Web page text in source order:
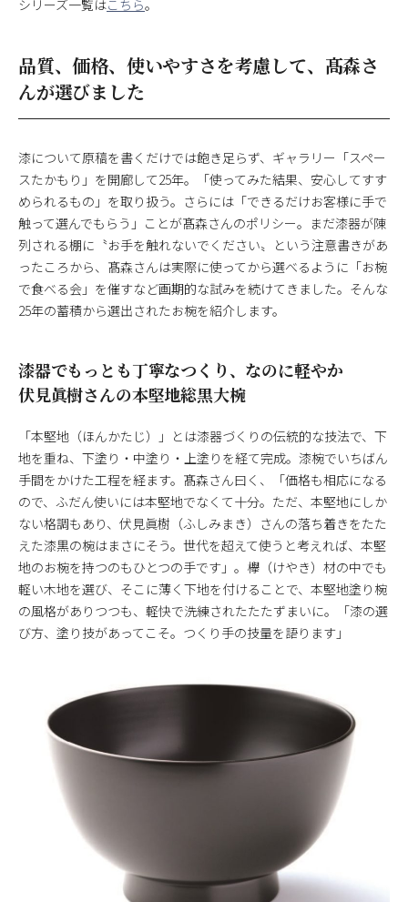
シリーズ一覧はこちら。
品質、価格、使いやすさを考慮して、髙森さ
んが選びました
漆について原稿を書くだけでは飽き足らず、ギャラリー「スペー
スたかもり」を開廊して25年。「使ってみた結果、安心してすす
められるもの」を取り扱う。さらには「できるだけお客様に手で
触って選んでもらう」ことが髙森さんのポリシー。まだ漆器が陳
列される棚に〝お手を触れないでください〟という注意書きがあ
ったころから、髙森さんは実際に使ってから選べるように「お椀
で食べる会」を催すなど画期的な試みを続けてきました。そんな
25年の蓄積から選出されたお椀を紹介します。
漆器でもっとも丁寧なつくり、なのに軽やか
伏見眞樹さんの本堅地総黒大椀
「本堅地（ほんかたじ）」とは漆器づくりの伝統的な技法で、下
地を重ね、下塗り・中塗り・上塗りを経て完成。漆椀でいちばん
手間をかけた工程を経ます。髙森さん曰く、「価格も相応になる
ので、ふだん使いには本堅地でなくて十分。ただ、本堅地にしか
ない格調もあり、伏見眞樹（ふしみまき）さんの落ち着きをたた
えた漆黒の椀はまさにそう。世代を超えて使うと考えれば、本堅
地のお椀を持つのもひとつの手です」。欅（けやき）材の中でも
軽い木地を選び、そこに薄く下地を付けることで、本堅地塗り椀
の風格がありつつも、軽快で洗練されたたたずまいに。「漆の選
び方、塗り技があってこそ。つくり手の技量を語ります」